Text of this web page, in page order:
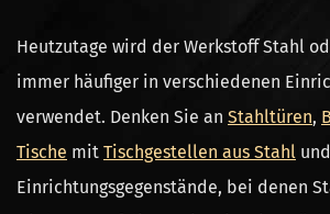
Heutzutage wird der Werkstoff Stahl
immer häufiger in verschiedenen
verwendet. Denken Sie an Stahltüren,
Tische mit Tischgestellen aus Stahl
Einrichtungsgegenstände, bei denen